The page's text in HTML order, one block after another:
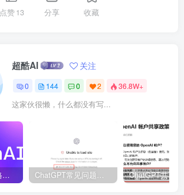
点赞13 分享 收藏
超酷AI 关注
0 144 0 2 36.8W+
这家伙很懒，什么都没有写...
ChatGPT账号价格表_ChatGPT账号购买！